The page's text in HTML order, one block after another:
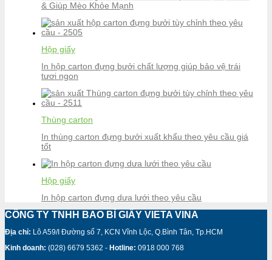
& Giúp Mèo Khỏe Mạnh
Hộp giấy
In hộp carton đựng bưởi chất lượng giúp bảo vệ trái
tươi ngon
Thùng carton
In thùng carton đựng bưởi xuất khẩu theo yêu cầu giá
tốt
Hộp giấy
In hộp carton đựng dưa lưới theo yêu cầu
CÔNG TY TNHH BAO BÌ GIẤY VIETA VINA
Địa chỉ: Lô A59/I Đường số 7, KCN Vĩnh Lộc, Q.Bình Tân, Tp.HCM
Kinh doanh: (028) 6679 5362 - Hotline: 0918 000 768